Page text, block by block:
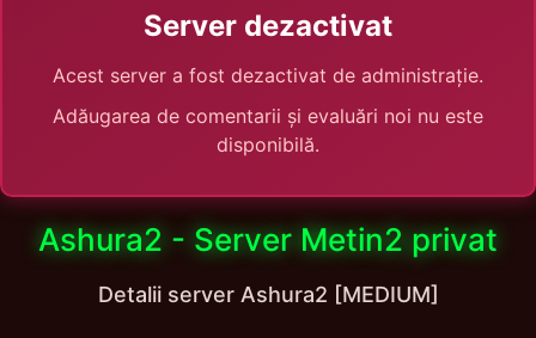
Server dezactivat
Acest server a fost dezactivat de administrație.
Adăugarea de comentarii și evaluări noi nu este
disponibilă.
Ashura2 - Server Metin2 privat
Detalii server Ashura2 [MEDIUM]